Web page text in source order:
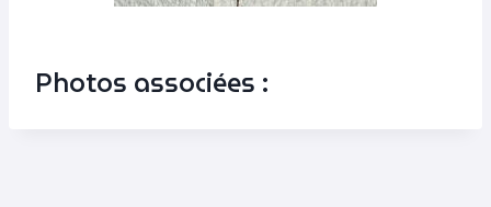
Photos associées :